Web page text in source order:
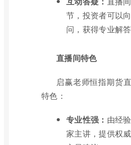
节，投资者可以
问，获得专业解答
直播间特色
启赢老师恒指期货
特色：
专业性强： 由经
家主讲，提供权